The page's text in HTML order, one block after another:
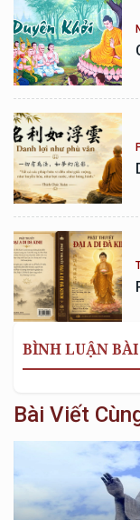
BÌNH LUẬN
Bài Viết